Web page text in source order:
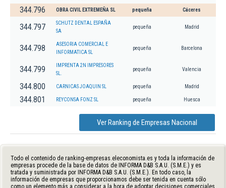
344.796 OBRA CIVIL EXTREMEÑA SL pequeña Cáceres
344.797
SCHUTZ DENTAL ESPAÑA
SA
pequeña Madrid
344.798
ASESORIA COMERCIAL E
INFORMATICA SL
pequeña Barcelona
344.799
IMPRENTA 2N IMPRESORES
SL.
pequeña Valencia
344.800 CARNICAS JOAQUIN SL pequeña Madrid
344.801 REYCONSA FONZ SL pequeña Huesca
Ver Ranking de Empresas Nacional
Todo el contenido de ranking-empresas.eleconomista.es y toda la información de
empresas procede de la base de datos de INFORMA D&B S.A.U. (S.M.E.) y es
tratada y suministrada por INFORMA D&B S.A.U. (S.M.E.). En todo caso, la
información de empresas que proporcionamos debe ser tenida en cuenta sólo
como un elemento más a considerar a la hora de adoptar decisiones comerciales